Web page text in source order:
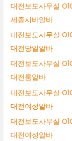
대전보도사무실
세종시바알바
대전보도사무실
대전당일알바
대전보도사무실
대전룸알바
대전보도사무실
대전여성알바
대전보도사무실
대전여성알바